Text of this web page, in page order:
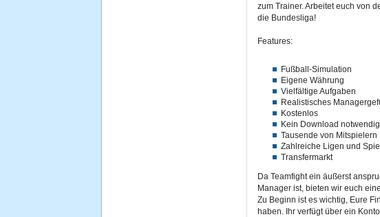
zum Trainer. Arbeitet euch von
die Bundesliga!
Features:
Fußball-Simulation
Eigene Währung
Vielfältige Aufgaben
Realistisches
Kostenlos
Kein Download notwendig
Tausende von Mitspielern
Zahlreiche Ligen und
Transfermarkt
Da Teamfight ein äußerst
Manager ist, bieten wir euch
Zu Beginn ist es wichtig, Eure
haben. Ihr verfügt über ein